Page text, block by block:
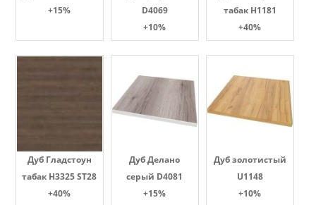
+15%
D4069
+10%
табак Н1181
+40%
Дуб Гладстоун
табак H3325 ST28
+40%
Дуб Делано
серый D4081
+15%
Дуб золотистый
U1148
+10%